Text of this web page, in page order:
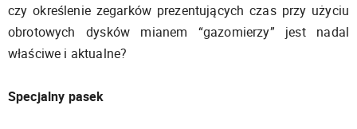
czy określenie zegarków prezentujących czas przy użyciu
obrotowych dysków mianem “gazomierzy” jest nadal
właściwe i aktualne?
Specjalny pasek